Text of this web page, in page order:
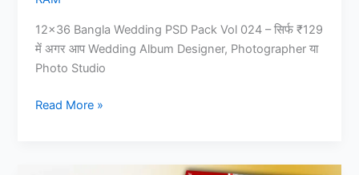
12×36 Bangla Wedding PSD Pack Vol 024 – सिर्फ ₹129
में अगर आप Wedding Album Designer, Photographer या
Photo Studio
12×36
Read More »